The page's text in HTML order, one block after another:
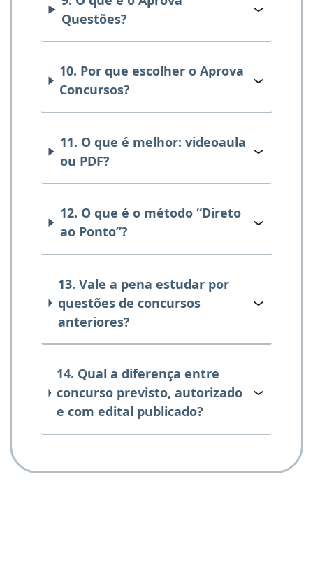
Questões?
10. Por que escolher o Aprova
Concursos?
11. O que é melhor: videoaula
ou PDF?
12. O que é o método “Direto
ao Ponto”?
13. Vale a pena estudar por
questões de concursos
anteriores?
14. Qual a diferença entre
concurso previsto, autorizado
e com edital publicado?